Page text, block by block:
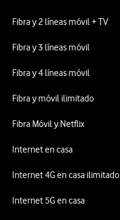
Fibra y 2 líneas móvil + TV
Fibra y 3 líneas móvil
Fibra y 4 líneas móvil
Fibra y móvil ilimitado
Fibra Móvil y Netflix
Internet en casa
Internet 4G en casa ilimitado
Internet 5G en casa